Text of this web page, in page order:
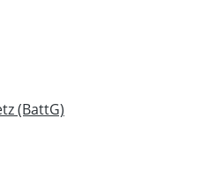
(BattG)